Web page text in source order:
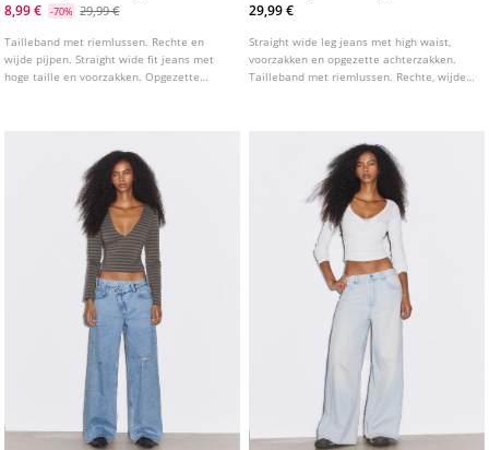
8,99 €
-70% 29,99 €
Tailleband met riemlussen. Rechte en
wijde pijpen. Straight wide fit jeans met
hoge taille en voorzakken. Opgezette
29,99 €
Straight wide leg jeans met high waist,
voorzakken en opgezette achterzakken.
Tailleband met riemlussen. Rechte, wijde